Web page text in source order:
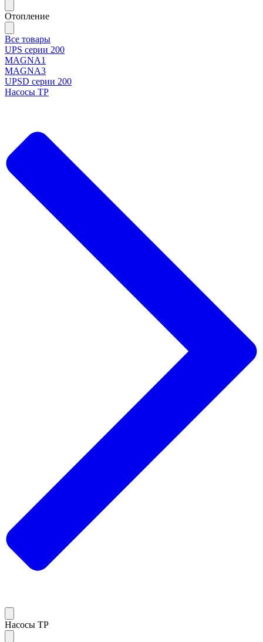
Отопление
Все товары
UPS серии 200
MAGNA1
MAGNA3
UPSD серии 200
Насосы TP
Насосы TP